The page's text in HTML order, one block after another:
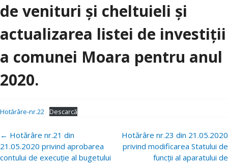
de venituri și cheltuieli și
actualizarea listei de investiții
a comunei Moara pentru anul
2020.
Hotărâre-nr.22 Descarcă
Navigare
postări
← Hotărâre nr.21 din
21.05.2020 privind aprobarea
contului de execuție al bugetului
Hotărâre nr.23 din 21.05.2020
privind modificarea Statului de
funcții al aparatului de